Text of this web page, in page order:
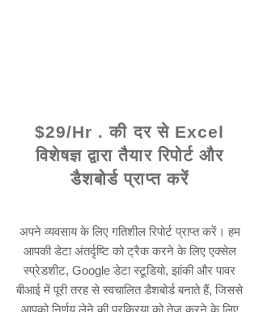
$29/Hr . की दर से Excel
विशेषज्ञ द्वारा तैयार रिपोर्ट और
डैशबोर्ड प्राप्त करें
अपने व्यवसाय के लिए गतिशील रिपोर्ट प्राप्त करें। हम
आपकी डेटा अंतर्दृष्टि को ट्रैक करने के लिए एक्सेल
स्प्रेडशीट, Google डेटा स्टूडियो, झांकी और पावर
बीआई में पूरी तरह से स्वचालित डैशबोर्ड बनाते हैं, जिससे
आपको निर्णय लेने की प्रक्रिया को तेज करने के लिए